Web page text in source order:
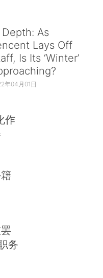
Depth: As
Lays Off
Is Its ‘Winter’
年04月01日
作
务